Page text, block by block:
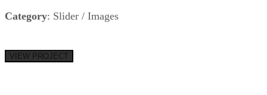
Category: Slider / Images
VIEW PROJECT